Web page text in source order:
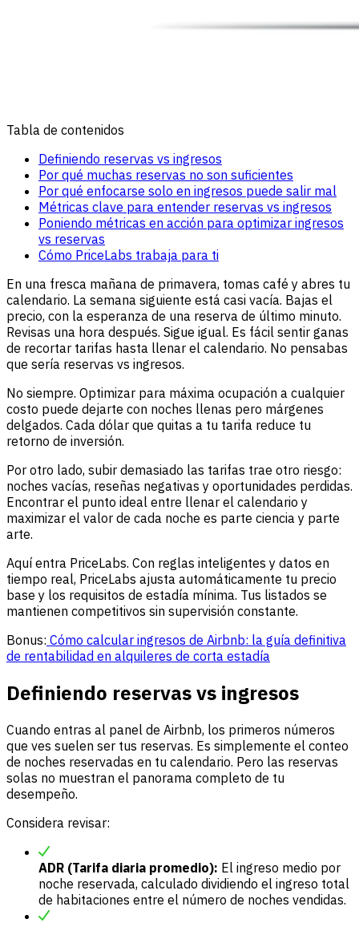
Tabla de contenidos
Definiendo reservas vs ingresos
Por qué muchas reservas no son suficientes
Por qué enfocarse solo en ingresos puede salir mal
Métricas clave para entender reservas vs ingresos
Poniendo métricas en acción para optimizar ingresos
vs reservas
Cómo PriceLabs trabaja para ti
En una fresca mañana de primavera, tomas café y abres tu
calendario. La semana siguiente está casi vacía. Bajas el
precio, con la esperanza de una reserva de último minuto.
Revisas una hora después. Sigue igual. Es fácil sentir ganas
de recortar tarifas hasta llenar el calendario. No pensabas
que sería reservas vs ingresos.
No siempre. Optimizar para máxima ocupación a cualquier
costo puede dejarte con noches llenas pero márgenes
delgados. Cada dólar que quitas a tu tarifa reduce tu
retorno de inversión.
Por otro lado, subir demasiado las tarifas trae otro riesgo:
noches vacías, reseñas negativas y oportunidades perdidas.
Encontrar el punto ideal entre llenar el calendario y
maximizar el valor de cada noche es parte ciencia y parte
arte.
Aquí entra PriceLabs. Con reglas inteligentes y datos en
tiempo real, PriceLabs ajusta automáticamente tu precio
base y los requisitos de estadía mínima. Tus listados se
mantienen competitivos sin supervisión constante.
Bonus: Cómo calcular ingresos de Airbnb: la guía definitiva
de rentabilidad en alquileres de corta estadía
Definiendo reservas vs ingresos
Cuando entras al panel de Airbnb, los primeros números
que ves suelen ser tus reservas. Es simplemente el conteo
de noches reservadas en tu calendario. Pero las reservas
solas no muestran el panorama completo de tu
desempeño.
Considera revisar:
ADR (Tarifa diaria promedio): El ingreso medio por
noche reservada, calculado dividiendo el ingreso total
de habitaciones entre el número de noches vendidas.